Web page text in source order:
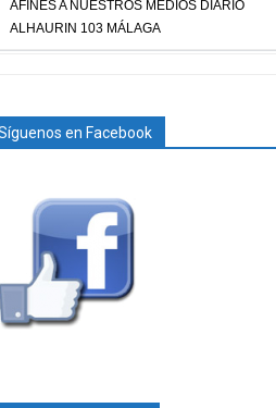
AFINES A NUESTROS MEDIOS DIARIO
ALHAURIN 103 MÁLAGA
en Facebook